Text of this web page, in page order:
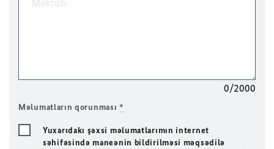
0/2000
Məlumatların qorunması*
Yuxarıdakı şəxsi məlumatlarımın internet
səhifəsində maneənin bildirilməsi məqsədilə